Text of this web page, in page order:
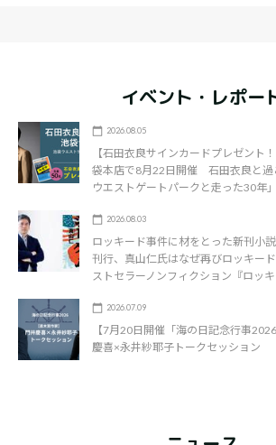
イベント・レポー
2026.08.05
【石田衣良サインカードプレゼン
袋本店で8月22日開催 石田衣良と過
ウエストゲートパークと走った30年」
2026.08.03
ロッキード事件に材をとった新刊小
刊行、真山仁氏はなぜ再びロッキー
ストセラーノンフィクション『ロッキ
2026.07.09
【7月20日開催「海の日記念行事
慶喜×永井紗耶子トークセッション